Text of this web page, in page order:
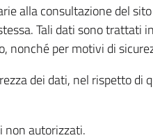
alla consultazione del
Tali dati sono trattati
nonché per motivi di
dei dati, nel rispetto di
non autorizzati.